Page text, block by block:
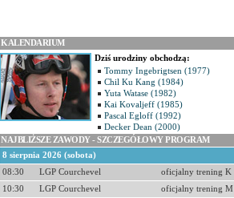
KALENDARIUM
Dziś urodziny obchodzą:
Tommy Ingebrigtsen (1977)
Chil Ku Kang (1984)
Yuta Watase (1982)
Kai Kovaljeff (1985)
Pascal Egloff (1992)
Decker Dean (2000)
NAJBLIŻSZE ZAWODY - SZCZEGÓŁOWY PROGRAM
8 sierpnia 2026 (sobota)
08:30
LGP Courchevel
oficjalny trening K
10:30
LGP Courchevel
oficjalny trening M